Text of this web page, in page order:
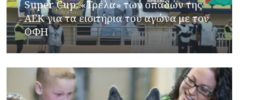
Super Cup: «Τρέλα» των οπαδών της
ΑΕΚ για τα εισιτήρια του αγώνα με τον
ΟΦΗ